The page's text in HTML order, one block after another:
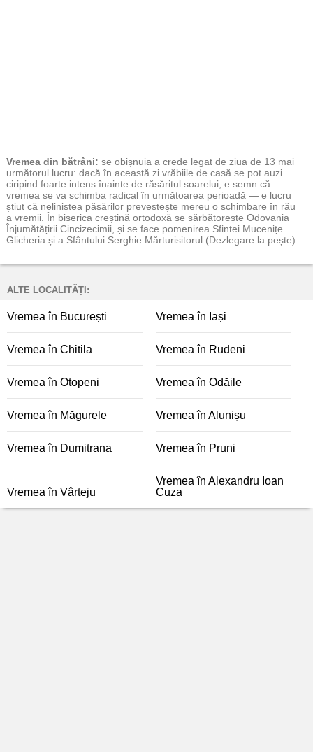
Vremea din bătrâni: se obișnuia a crede legat de ziua de 13 mai
următorul lucru: dacă în această zi vrăbiile de casă se pot auzi
ciripind foarte intens înainte de răsăritul soarelui, e semn că
vremea se va schimba radical în următoarea perioadă — e lucru
știut că neliniștea păsărilor prevestește mereu o schimbare în rău
a vremii. În biserica creștină ortodoxă se sărbătorește Odovania
Înjumătățirii Cincizecimii, și se face pomenirea Sfintei Mucenițe
Glicheria și a Sfântului Serghie Mărturisitorul (Dezlegare la pește).
ALTE LOCALITĂȚI:
Vremea în București Vremea în Iași
Vremea în Chitila Vremea în Rudeni
Vremea în Otopeni Vremea în Odăile
Vremea în Măgurele Vremea în Alunișu
Vremea în Dumitrana Vremea în Pruni
Vremea în Vârteju
Vremea în Alexandru Ioan
Cuza